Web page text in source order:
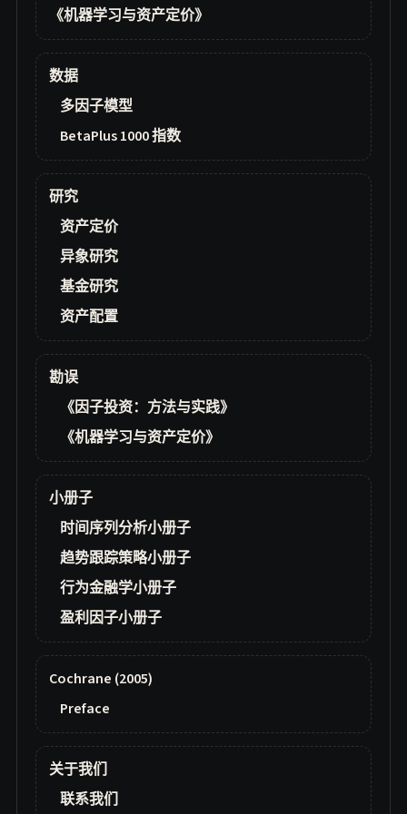
《机器学习与资产定价》
数据
多因子模型
BetaPlus 1000 指数
研究
资产定价
异象研究
基金研究
资产配置
勘误
《因子投资：方法与实践》
《机器学习与资产定价》
小册子
时间序列分析小册子
趋势跟踪策略小册子
行为金融学小册子
盈利因子小册子
Cochrane (2005)
Preface
关于我们
联系我们